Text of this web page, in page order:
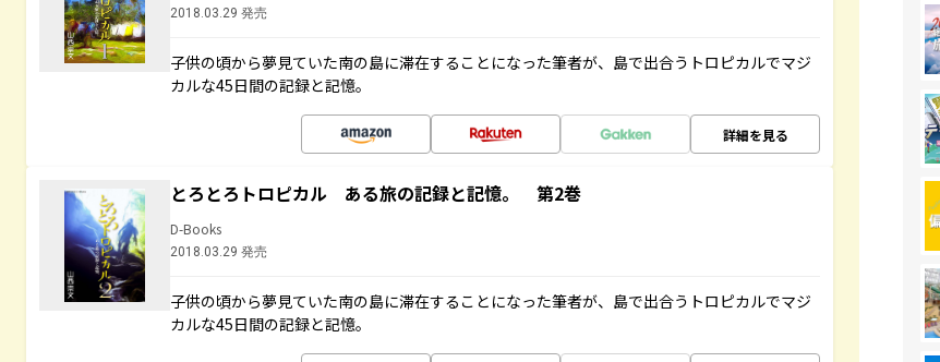
2018.03.29 発売
子供の頃から夢見ていた南の島に滞在することになった筆者が、島で出合うトロピカルでマジ
カルな45日間の記録と記憶。
詳細を見る
とろとろトロピカル ある旅の記録と記憶。 第2巻
D-Books
2018.03.29 発売
子供の頃から夢見ていた南の島に滞在することになった筆者が、島で出合うトロピカルでマジ
カルな45日間の記録と記憶。